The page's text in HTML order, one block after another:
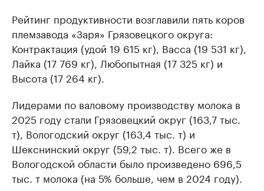
Рейтинг продуктивности возглавили пять коров
племзавода «Заря» Грязовецкого округа:
Контрактация (удой 19 615 кг), Васса (19 531 кг),
Лайка (17 769 кг), Любопытная (17 325 кг) и
Высота (17 264 кг).
Лидерами по валовому производству молока в
2025 году стали Грязовецкий округ (163,7 тыс.
т), Вологодский округ (163,4 тыс. т) и
Шекснинский округ (59,2 тыс. т). Всего же в
Вологодской области было произведено 696,5
тыс. т молока (на 5% больше, чем в 2024 году).